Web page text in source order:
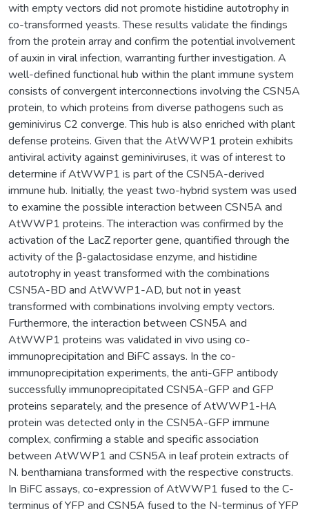
with empty vectors did not promote histidine autotrophy in
co-transformed yeasts. These results validate the findings
from the protein array and confirm the potential involvement
of auxin in viral infection, warranting further investigation. A
well-defined functional hub within the plant immune system
consists of convergent interconnections involving the CSN5A
protein, to which proteins from diverse pathogens such as
geminivirus C2 converge. This hub is also enriched with plant
defense proteins. Given that the AtWWP1 protein exhibits
antiviral activity against geminiviruses, it was of interest to
determine if AtWWP1 is part of the CSN5A-derived
immune hub. Initially, the yeast two-hybrid system was used
to examine the possible interaction between CSN5A and
AtWWP1 proteins. The interaction was confirmed by the
activation of the LacZ reporter gene, quantified through the
activity of the β-galactosidase enzyme, and histidine
autotrophy in yeast transformed with the combinations
CSN5A-BD and AtWWP1-AD, but not in yeast
transformed with combinations involving empty vectors.
Furthermore, the interaction between CSN5A and
AtWWP1 proteins was validated in vivo using co-
immunoprecipitation and BiFC assays. In the co-
immunoprecipitation experiments, the anti-GFP antibody
successfully immunoprecipitated CSN5A-GFP and GFP
proteins separately, and the presence of AtWWP1-HA
protein was detected only in the CSN5A-GFP immune
complex, confirming a stable and specific association
between AtWWP1 and CSN5A in leaf protein extracts of
N. benthamiana transformed with the respective constructs.
In BiFC assays, co-expression of AtWWP1 fused to the C-
terminus of YFP and CSN5A fused to the N-terminus of YFP